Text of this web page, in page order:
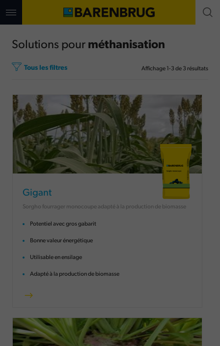
au
contenu
principal
Solutions pour méthanisation
Affichage 1 -3 de 3 résultats
Tous les filtres
Gigant
Sorgho fourrager monocoupe adapté à la production de biomasse
Potentiel avec gros gabarit
Bonne valeur énergétique
Utilisable en ensilage
Adapté à la production de biomasse